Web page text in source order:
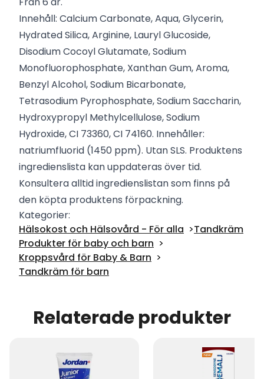
Innehåll: Calcium Carbonate, Aqua, Glycerin,
Hydrated Silica, Arginine, Lauryl Glucoside,
Disodium Cocoyl Glutamate, Sodium
Monofluorophosphate, Xanthan Gum, Aroma,
Benzyl Alcohol, Sodium Bicarbonate,
Tetrasodium Pyrophosphate, Sodium Saccharin,
Hydroxypropyl Methylcellulose, Sodium
Hydroxide, CI 73360, CI 74160. Innehåller:
natriumfluorid (1450 ppm). Utan SLS. Produktens
ingredienslista kan uppdateras över tid.
Konsultera alltid ingredienslistan som finns på
den köpta produktens förpackning.
Kategorier:
Hälsokost och Hälsovård - För alla
Tandkräm
Produkter för baby och barn
Kroppsvård för Baby & Barn
Tandkräm för barn
Relaterade produkter